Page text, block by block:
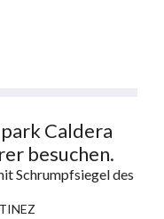
Caldera
besuchen.
Schrumpfsiegel des